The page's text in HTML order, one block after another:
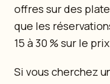
offres sur des
que les
15 à 30 % sur le
Si vous cherchez